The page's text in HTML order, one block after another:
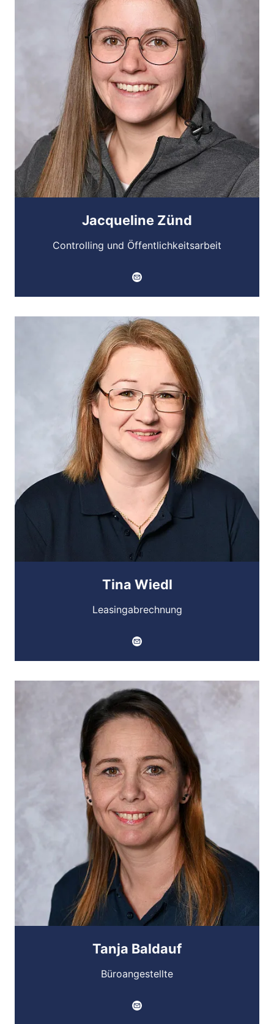
Jacqueline Zünd
Controlling und Öffentlichkeitsarbeit
Tina Wiedl
Leasingabrechnung
Tanja Baldauf
Büroangestellte